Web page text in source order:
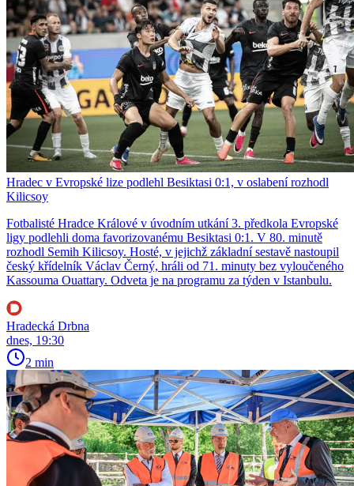
Hradec v Evropské lize podlehl Besiktasi 0:1, v oslabení rozhodl
Kilicsoy
Fotbalisté Hradce Králové v úvodním utkání 3. předkola Evropské
ligy podlehli doma favorizovanému Besiktasi 0:1. V 80. minutě
rozhodl Semih Kilicsoy. Hosté, v jejichž základní sestavě nastoupil
český křídelník Václav Černý, hráli od 71. minuty bez vyloučeného
Kassouma Ouattary. Odveta je na programu za týden v Istanbulu.
Hradecká Drbna
dnes, 19:30
2 min